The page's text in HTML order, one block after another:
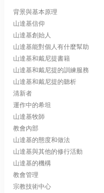
背景與基本原理
山達基信仰
山達基創始人
山達基能對個人有什麼幫助
山達基和戴尼提書籍
山達基和戴尼提的訓練服務
山達基和戴尼提的聽析
清新者
運作中的希坦
山達基牧師
教會內部
山達基的態度和做法
山達基與其他的修行活動
山達基的機構
教會管理
宗教技術中心